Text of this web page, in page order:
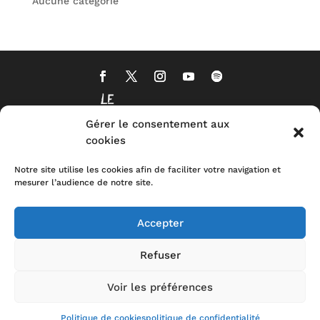
Gérer le consentement aux
cookies
Notre site utilise les cookies afin de faciliter votre navigation et
mesurer l’audience de notre site.
Accepter
Refuser
Voir les préférences
Politique de cookiespolitique de confidentialité
MENTIONS LEGALES POLITIQUE DE CONFIDENTIALITÉ
TOXIC